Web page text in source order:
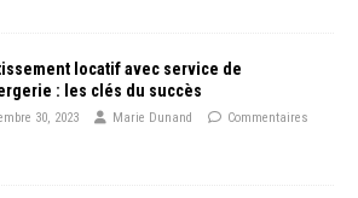
locatif avec service de
: les clés du succès
30, 2023 Marie Dunand
Commentaires